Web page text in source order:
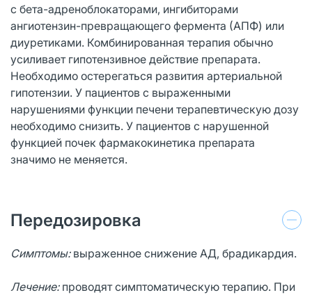
с бета-адреноблокаторами, ингибиторами
ангиотензин-превращающего фермента (АПФ) или
диуретиками. Комбинированная терапия обычно
усиливает гипотензивное действие препарата.
Необходимо остерегаться развития артериальной
гипотензии. У пациентов с выраженными
нарушениями функции печени терапевтическую дозу
необходимо снизить. У пациентов с нарушенной
функцией почек фармакокинетика препарата
значимо не меняется.
Передозировка
Симптомы:выраженное снижение АД, брадикардия.
Лечение:проводят симптоматическую терапию. При